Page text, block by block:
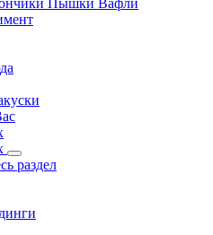
Пышки Вафли
раздел